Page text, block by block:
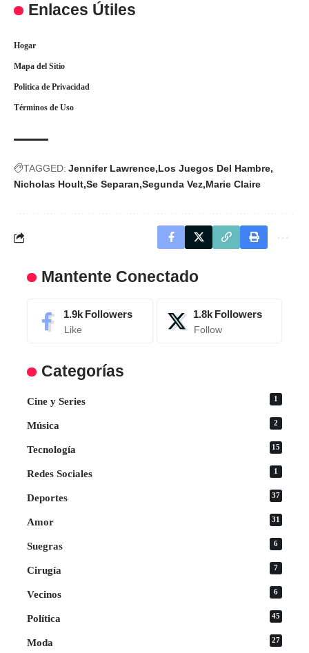
Enlaces Útiles
Hogar
Mapa del Sitio
Politica de Privacidad
Términos de Uso
TAGGED: Jennifer Lawrence Los Juegos Del Hambre
Nicholas Hoult Se Separan Segunda Vez Marie Claire
Mantente Conectado
1.9k Followers
Like
1.8k Followers
Follow
Categorías
Cine y Series 1
Música 2
Tecnología 15
Redes Sociales 1
Deportes 37
Amor 31
Suegras 6
Cirugía 7
Vecinos 6
Política 45
Moda 27